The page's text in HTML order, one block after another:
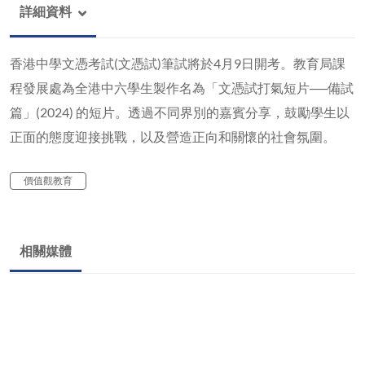
詳細資料
香港中學文憑考試(文憑試)筆試將於4月9日開考。教育局課
程發展處為全港中六學生製作名為「文憑試打氣短片──備試
篇」(2024) 的短片。透過不同界別的嘉賓分享，鼓勵學生以
正面的態度迎接挑戰，以及營造正向和關懷的社會氛圍。
價值觀教育
相關媒體